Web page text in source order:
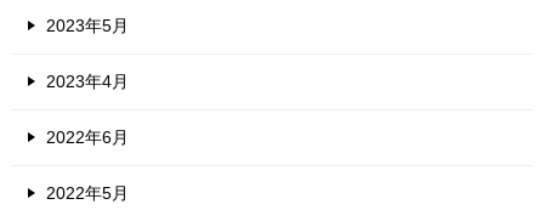
2023年5月
2023年4月
2022年6月
2022年5月